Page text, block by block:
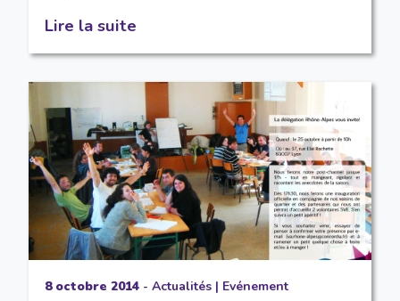
Lire la suite
8 octobre 2014- Actualités| Evénement